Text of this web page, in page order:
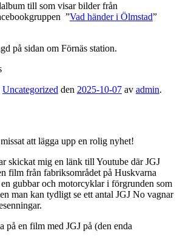
till som visar bilder från
”Vad händer i Ölmstad”
på sidan om Förnäs station.
Uncategorized den 2025-10-07 av admin.
att lägga upp en rolig nyhet!
skickat mig en länk till Youtube där JGJ
film från fabriksområdet på Huskvarna
gubbar och motorcyklar i förgrunden som
man kan tydligt se ett antal JGJ No vagnar
på en film med JGJ på (den enda